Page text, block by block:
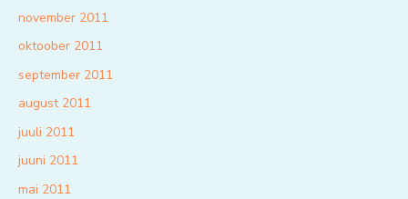
november 2011
oktoober 2011
september 2011
august 2011
juuli 2011
juuni 2011
mai 2011